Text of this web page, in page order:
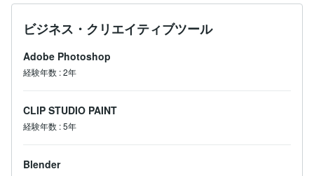
ビジネス・クリエイティブツール
Adobe Photoshop
経験年数 :2年
CLIP STUDIO PAINT
経験年数 :5年
Blender